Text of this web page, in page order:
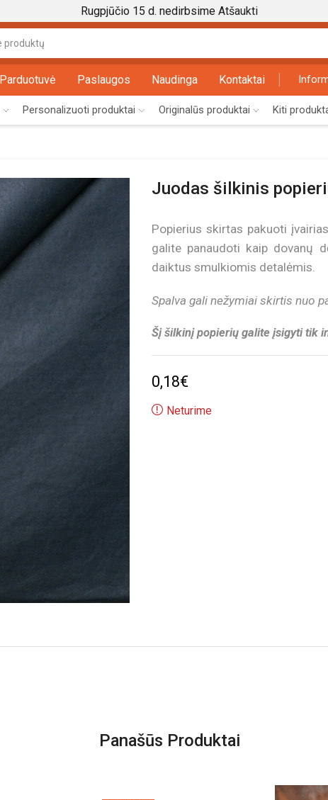
Rugpjūčio 15 d. nedirbsime Atšaukti
input
Parduotuvė Paslaugos Naudinga Kontaktai
Personalizuoti produktai Originalūs produktai Kiti
Juodas šilkinis
Popierius skirtas pakuoti
galite panaudoti kaip dovanų
daiktus smulkiomis detalėmis.
Spalva gali nežymiai skirtis nuo
Šį šilkinį popierių galite įsigyti tik
0,18€
Neturime
Panašūs Produktai